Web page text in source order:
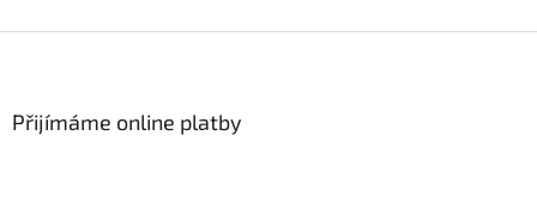
Přijímáme online platby